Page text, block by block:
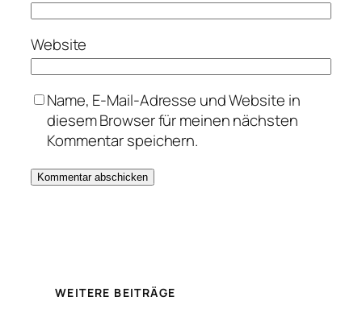
Website
Name, E-Mail-Adresse und Website in
diesem Browser für meinen nächsten
Kommentar speichern.
WEITERE BEITRÄGE